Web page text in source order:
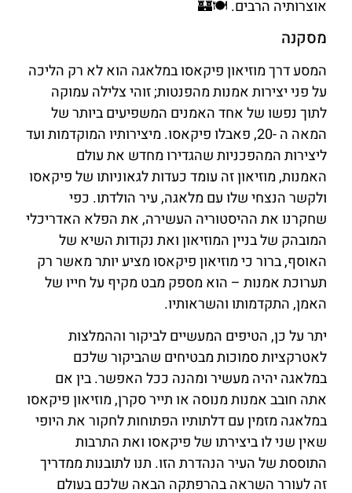
אוצרותיה הרבים. 🍽️🏰
מסקנה
המסע דרך מוזיאון פיקאסו במלאגה הוא לא רק הליכה
על פני יצירות אמנות מהפנטות; זוהי צלילה עמוקה
לתוך נפשו של אחד האמנים המשפיעים ביותר של
המאה ה -20, פאבלו פיקאסו. מיצירותיו המוקדמות ועד
ליצירות המהפכניות שהגדירו מחדש את עולם
האמנות, מוזיאון זה עומד כעדות לגאוניותו של פיקאסו
ולקשר הנצחי שלו עם מלאגה, עיר הולדתו. כפי
שחקרנו את ההיסטוריה העשירה, את הפלא האדריכלי
המובהק של בניין המוזיאון ואת נקודות השיא של
האוסף, ברור כי מוזיאון פיקאסו מציע יותר מאשר רק
תערוכת אמנות – הוא מספק מבט מקיף על חייו של
האמן, התקדמותו והשראותיו.
יתר על כן, הטיפים המעשיים לביקור וההמלצות
לאטרקציות סמוכות מבטיחים שהביקור שלכם
במלאגה יהיה מעשיר ומהנה ככל האפשר. בין אם
אתה חובב אמנות מנוסה או תייר סקרן, מוזיאון פיקאסו
במלאגה מזמין עם דלתותיו הפתוחות לחקור את היופי
שאין שני לו ביצירתו של פיקאסו ואת התרבות
התוססת של העיר הנהדרת הזו. תנו לתובנות ממדריך
זה לעורר השראה בהרפתקה הבאה שלכם בעולם